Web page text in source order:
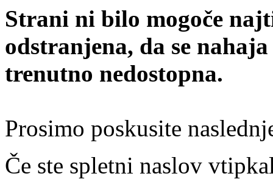
Strani ni bilo mogoče
odstranjena, da se
trenutno nedostopna.
Prosimo poskusite
Če ste spletni naslov